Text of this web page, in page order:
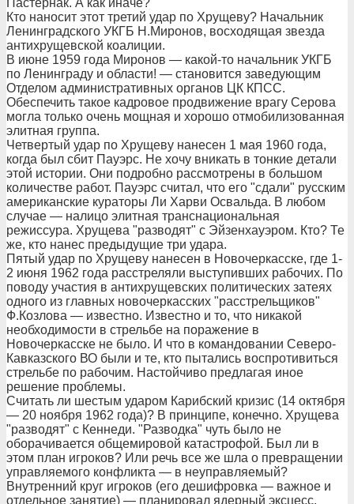
Пастернак. А как иначе?
Кто наносит этот третий удар по Хрущеву? Начальник
Ленинградского УКГБ Н.Миронов, восходящая звезда
антихрущевской коалиции.
В июне 1959 года Миронов — какой-то начальник УКГБ
по Ленинграду и области! — становится заведующим
Отделом административных органов ЦК КПСС.
Обеспечить такое кадровое продвижение врагу Серова
могла только очень мощная и хорошо отмобилизованная
элитная группа.
Четвертый удар по Хрущеву нанесен 1 мая 1960 года,
когда был сбит Пауэрс. Не хочу вникать в тонкие детали
этой истории. Они подробно рассмотрены в большом
количестве работ. Пауэрс считал, что его "сдали" русским
американские кураторы Ли Харви Освальда. В любом
случае — налицо элитная транснациональная
режиссура. Хрущева "разводят" с Эйзенхауэром. Кто? Те
же, кто нанес предыдущие три удара.
Пятый удар по Хрущеву нанесен в Новочеркасске, где 1-
2 июня 1962 года расстреляли выступивших рабочих. По
поводу участия в антихрущевских политических затеях
одного из главных новочеркасских "расстрельщиков"
Ф.Козлова — известно. Известно и то, что никакой
необходимости в стрельбе на поражение в
Новочеркасске не было. И что в командовании Северо-
Кавказского ВО были и те, кто пытались воспротивиться
стрельбе по рабочим. Настойчиво предлагая иное
решение проблемы.
Считать ли шестым ударом Карибский кризис (14 октября
— 20 ноября 1962 года)? В принципе, конечно. Хрущева
"разводят" с Кеннеди. "Разводка" чуть было не
оборачивается общемировой катастрофой. Был ли в
этом план игроков? Или речь все же шла о превращении
управляемого конфликта — в неуправляемый?
Внутренний круг игроков (его дешифровка — важное и
отдельное занятие) — планировал ядерный эксцесс.